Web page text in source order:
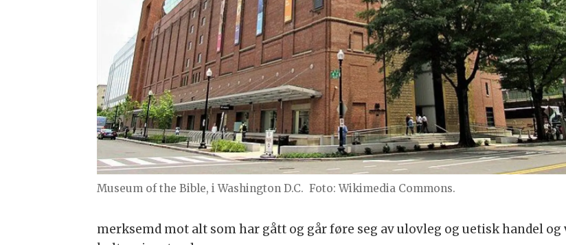
Museum of the Bible, i Washington D.C. Foto: Wikimedia Commons.
merksemd mot alt som har gått og går føre seg av ulovleg og uetisk handel